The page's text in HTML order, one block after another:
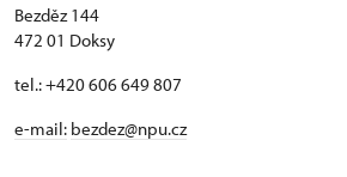
Bezděz 144
472 01 Doksy
tel.: +420 606 649 807
e-mail: bezdez@npu.cz